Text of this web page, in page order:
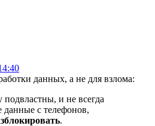
данных, а не для взлома:
и не всегда
данные с телефонов,
.